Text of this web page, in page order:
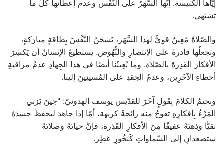
إيّاها الكنيسة. إنّها السَّهَرُ على النَّفْس وعدم إعطائها كلَّ ما
تشتهي.
والصّلاةُ مُعِينٌ قويٌّ لهذا السَّهَر، تَشحَنُ النَّفْسَ بِطاقةٍ مبارَكةٍ،
وتجعلُها قادرةً على الاِنتصارِ والنُّهُوض. يستطيعُ الإنسانُ أن يَكسِرَ
الأفكارَ القَذِرةَ بالصّلاة. وما يُعِينُنا أيضًا في هذا الجِهادِ عدمُ مراقبةِ
أخطاءِ الآخَرِين، وعدمُ الحِقدِ على المُسيئِينَ إلينا.
ونختمُ الكلامَ بِقَولٍ آخَرَ للقدّيس يوسف الهدوئيّ: "حِينَ يَزني
المَرْءُ بِأفكارِهِ تفوحُ منه رائحةٌ كريهة، أمّا إذا جاهدَ ليحفظَ جسدَهُ
نقيًّا وذِهنَهُ عفيفًا مِنَ الأفكارِ القَذِرة، فإنَّ حياتَهُ وصلاتَهُ
ستصعدانِ إلى السّماواتِ كَبَخُورٍ عَطِر.